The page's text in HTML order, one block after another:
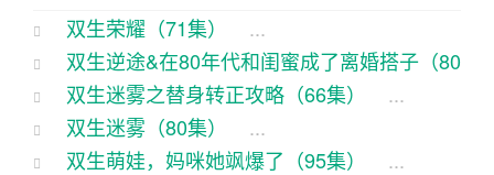
壮，一个叫小芳。这两个人，那可真是天生一对，
地设一双。大壮长得五大三粗的，那身材，那肌，
简直跟个铁塔似的。小芳呢，那可就是个水灵灵的
小姑娘，长得那叫一个俊俏，那皮肤，那眼睛，那
简直能个人。
双生荣耀（71集）
...
双生逆途&在80年代和闺蜜成了离婚搭子（80
集）付予
...
双生迷雾之替身转正攻略（66集）
...
双生迷雾（80集）
...
双生萌娃，妈咪她飒爆了（95集）
...